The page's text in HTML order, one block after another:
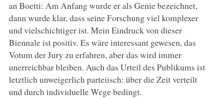
an Boetti: Am Anfang wurde er als Genie bezeichnet,
dann wurde klar, dass seine Forschung viel komplexer
und vielschichtiger ist. Mein Eindruck von dieser
Biennale ist positiv. Es wäre interessant gewesen, das
Votum der Jury zu erfahren, aber das wird immer
unerreichbar bleiben. Auch das Urteil des Publikums ist
letztlich unweigerlich parteiisch: über die Zeit verteilt
und durch individuelle Wege bedingt.